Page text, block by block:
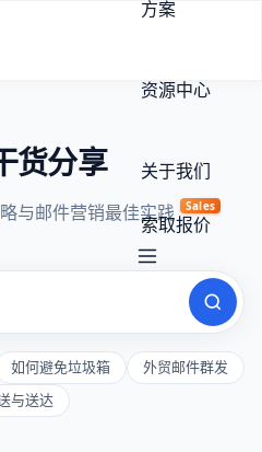
方案
资源中心
关于我们
索取报价
Sales
货分享
与邮件营销最佳实践
如何避免垃圾箱
外贸邮件群发
与送达